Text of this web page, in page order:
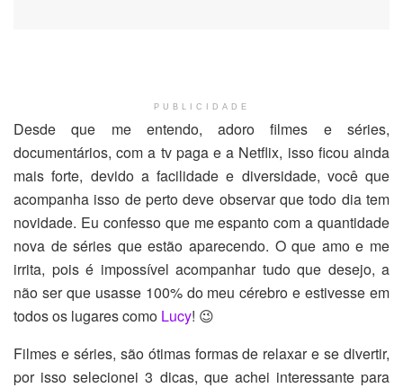
PUBLICIDADE
Desde que me entendo, adoro filmes e séries,
documentários, com a tv paga e a Netflix, isso ficou ainda
mais forte, devido a facilidade e diversidade, você que
acompanha isso de perto deve observar que todo dia tem
novidade. Eu confesso que me espanto com a quantidade
nova de séries que estão aparecendo. O que amo e me
irrita, pois é impossível acompanhar tudo que desejo, a
não ser que usasse 100% do meu cérebro e estivesse em
todos os lugares como Lucy! 😉
Filmes e séries, são ótimas formas de relaxar e se divertir,
por isso selecionei 3 dicas, que achei interessante para